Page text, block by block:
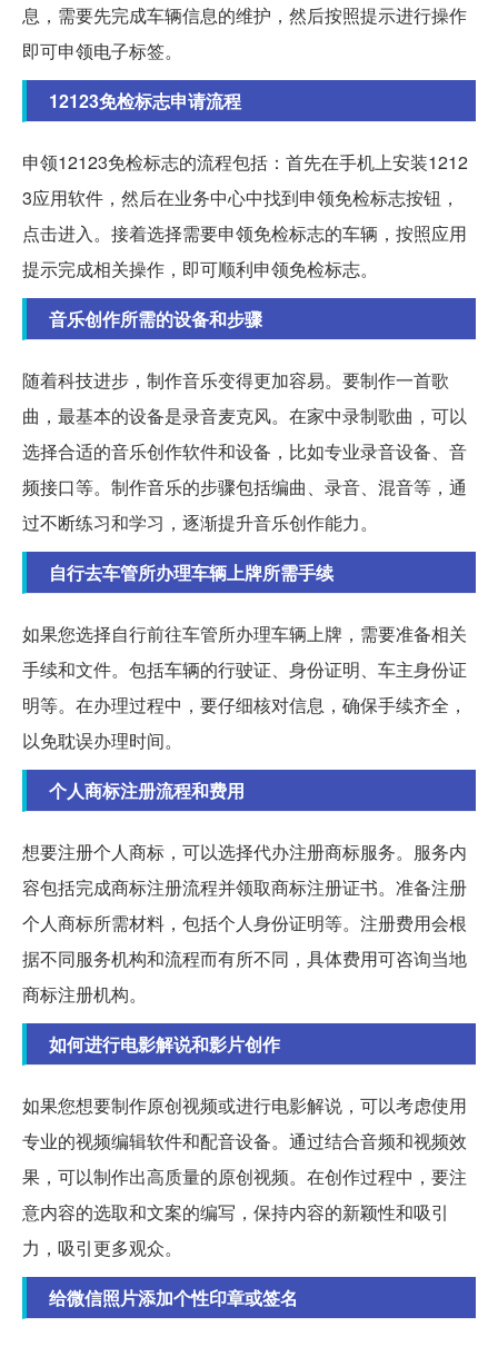
息，需要先完成车辆信息的维护，然后按照提示进行操作
即可申领电子标签。
12123免检标志申请流程
申领12123免检标志的流程包括：首先在手机上安装1212
3应用软件，然后在业务中心中找到申领免检标志按钮，
点击进入。接着选择需要申领免检标志的车辆，按照应用
提示完成相关操作，即可顺利申领免检标志。
音乐创作所需的设备和步骤
随着科技进步，制作音乐变得更加容易。要制作一首歌
曲，最基本的设备是录音麦克风。在家中录制歌曲，可以
选择合适的音乐创作软件和设备，比如专业录音设备、音
频接口等。制作音乐的步骤包括编曲、录音、混音等，通
过不断练习和学习，逐渐提升音乐创作能力。
自行去车管所办理车辆上牌所需手续
如果您选择自行前往车管所办理车辆上牌，需要准备相关
手续和文件。包括车辆的行驶证、身份证明、车主身份证
明等。在办理过程中，要仔细核对信息，确保手续齐全，
以免耽误办理时间。
个人商标注册流程和费用
想要注册个人商标，可以选择代办注册商标服务。服务内
容包括完成商标注册流程并领取商标注册证书。准备注册
个人商标所需材料，包括个人身份证明等。注册费用会根
据不同服务机构和流程而有所不同，具体费用可咨询当地
商标注册机构。
如何进行电影解说和影片创作
如果您想要制作原创视频或进行电影解说，可以考虑使用
专业的视频编辑软件和配音设备。通过结合音频和视频效
果，可以制作出高质量的原创视频。在创作过程中，要注
意内容的选取和文案的编写，保持内容的新颖性和吸引
力，吸引更多观众。
给微信照片添加个性印章或签名